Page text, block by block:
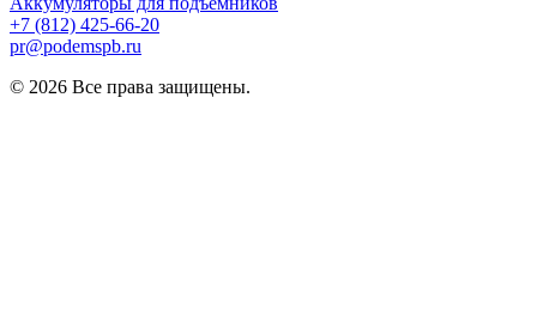
+7 (812) 425-66-20
pr@podemspb.ru
© 2026 Все права защищены.